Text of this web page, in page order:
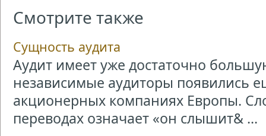
Смотрите также
Сущность аудита
Аудит имеет уже достаточно
независимые аудиторы появились
акционерных компаниях Европы.
переводах означает «он слышит& ...